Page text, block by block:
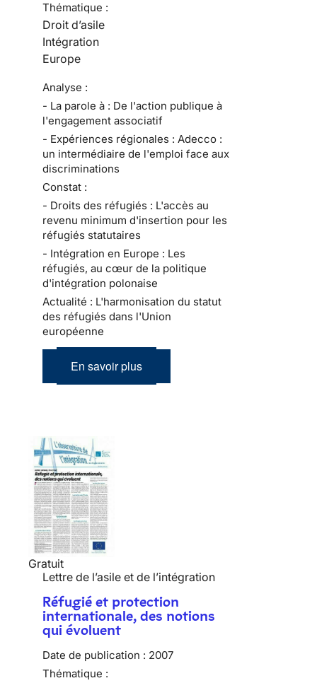
Thématique :
Droit d’asile
Intégration
Europe
Analyse :
- La parole à : De l'action publique à
l'engagement associatif
- Expériences régionales : Adecco :
un intermédiaire de l'emploi face aux
discriminations
Constat :
- Droits des réfugiés : L'accès au
revenu minimum d'insertion pour les
réfugiés statutaires
- Intégration en Europe : Les
réfugiés, au cœur de la politique
d'intégration polonaise
Actualité : L'harmonisation du statut
des réfugiés dans l'Union
européenne
En savoir plus
Gratuit
Lettre de l’asile et de l’intégration
Réfugié et protection
internationale, des notions
qui évoluent
Date de publication : 2007
Thématique :